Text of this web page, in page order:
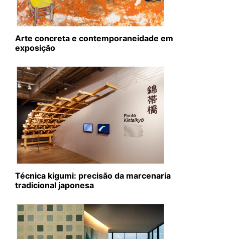
Arte concreta e contemporaneidade em
exposição
Técnica kigumi: precisão da marcenaria
tradicional japonesa